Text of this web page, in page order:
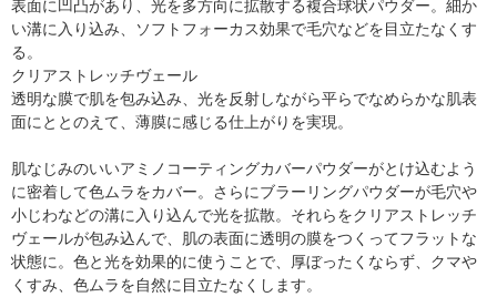
表面に凹凸があり、光を多方向に拡散する複合球状パウダー。細か
い溝に入り込み、ソフトフォーカス効果で毛穴などを目立たなくす
る。
クリアストレッチヴェール
透明な膜で肌を包み込み、光を反射しながら平らでなめらかな肌表
面にととのえて、薄膜に感じる仕上がりを実現。
肌なじみのいいアミノコーティングカバーパウダーがとけ込むよう
に密着して色ムラをカバー。さらにブラーリングパウダーが毛穴や
小じわなどの溝に入り込んで光を拡散。それらをクリアストレッチ
ヴェールが包み込んで、肌の表面に透明の膜をつくってフラットな
状態に。色と光を効果的に使うことで、厚ぼったくならず、クマや
くすみ、色ムラを自然に目立たなくします。